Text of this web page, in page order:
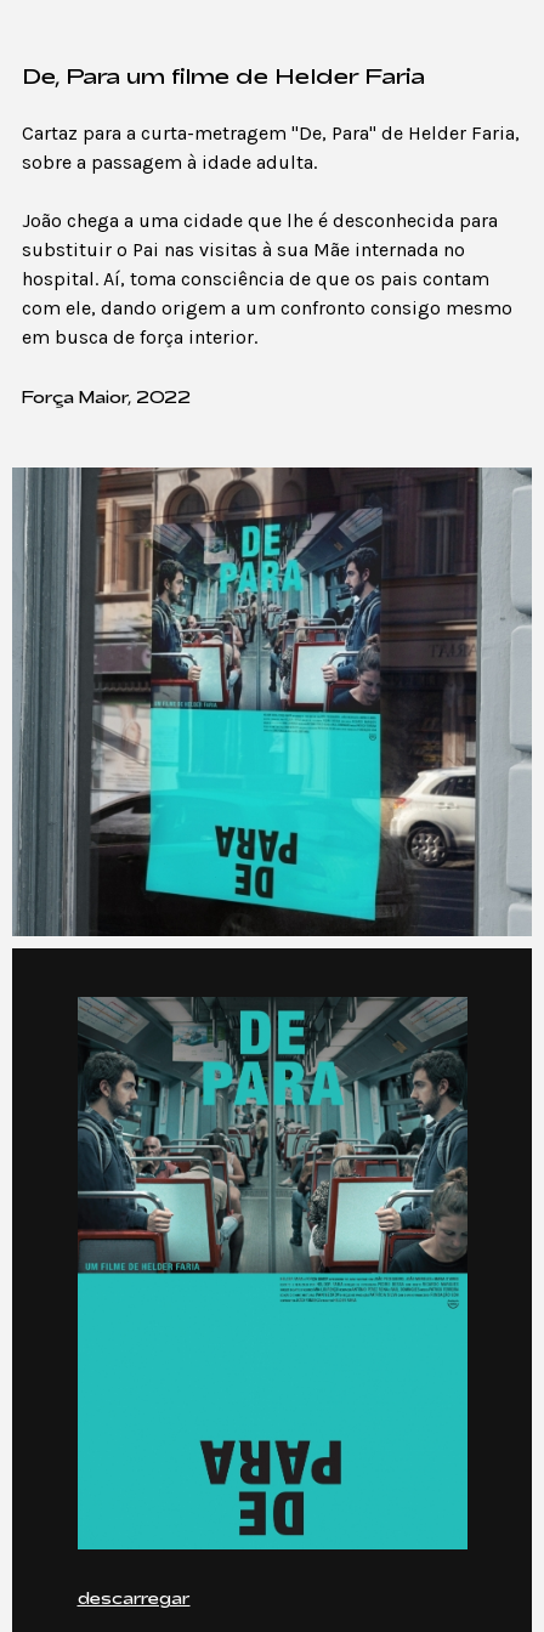
De, Para um filme de Helder Faria
Cartaz para a curta-metragem "De, Para" de Helder Faria,
sobre a passagem à idade adulta.
João chega a uma cidade que lhe é desconhecida para
substituir o Pai nas visitas à sua Mãe internada no
hospital. Aí, toma consciência de que os pais contam
com ele, dando origem a um confronto consigo mesmo
em busca de força interior.
Força Maior, 2022
descarregar